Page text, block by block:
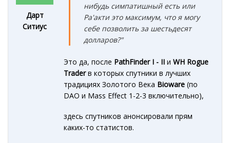
Дарт
Ситиус
нибудь симпатишный есть или
Ра'акти это максимум, что я могу
себе позволить за шестьдесят
долларов?"
Это да, после PathFinder I - II иWH Rogue
Traderв которых спутники в лучших
традициях Золотого Века Bioware (по
DAO и Mass Effect 1-2-3 включительно),
здесь спутников анонсировали прям
каких-то статистов.